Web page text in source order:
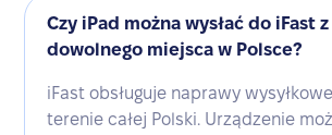
Czy iPad można wysłać do iFast z
dowolnego miejsca w Polsce?
iFast obsługuje naprawy
terenie całej Polski. Urządzenie